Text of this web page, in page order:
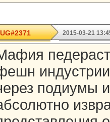
UG#2371 2015-03-21
подиумы